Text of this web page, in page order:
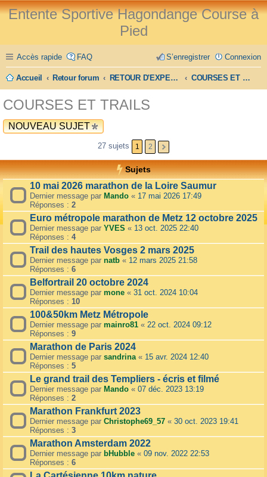
Entente Sportive Hagondange Course à
Pied
Accès rapide FAQ Connexion
S’enregistrer
Accueil Retour forum RETOUR D'EXPERIENCE COURSES ET TRAILS
COURSES ET TRAILS
NOUVEAU SUJET
27 sujets 1 2
Sujets
10 mai 2026 marathon de la Loire Saumur
Dernier message par Mando « 17 mai 2026 17:49
Réponses : 2
Euro métropole marathon de Metz 12 octobre 2025
Dernier message par YVES « 13 oct. 2025 22:40
Réponses : 4
Trail des hautes Vosges 2 mars 2025
Dernier message par natb « 12 mars 2025 21:58
Réponses : 6
Belfortrail 20 octobre 2024
Dernier message par mone « 31 oct. 2024 10:04
Réponses : 10
100&50km Metz Métropole
Dernier message par mainro81 « 22 oct. 2024 09:12
Réponses : 9
Marathon de Paris 2024
Dernier message par sandrina« 15 avr. 2024 12:40
Réponses : 5
Le grand trail des Templiers - écris et filmé
Dernier message par Mando « 07 déc. 2023 13:19
Réponses : 2
Marathon Frankfurt 2023
Dernier message par Christophe69_57 « 30 oct. 2023 19:41
Réponses : 3
Marathon Amsterdam 2022
Dernier message par bHubble « 09 nov. 2022 22:53
Réponses : 6